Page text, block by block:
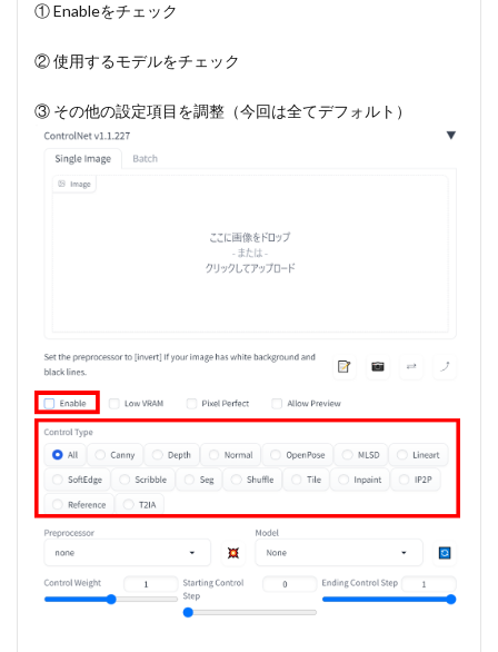
① Enableをチェック
② 使用するモデルをチェック
③ その他の設定項目を調整（今回は全てデフォルト）